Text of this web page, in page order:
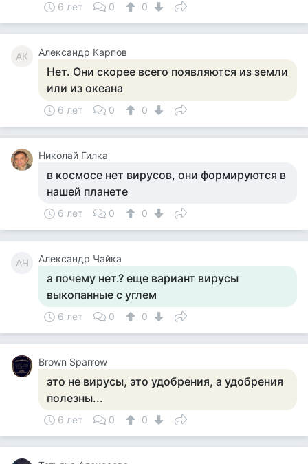
6 лет 0 0
АК Александр Карпов
Нет. Они скорее всего появляются из земли
или из океана
6 лет 0 0
Николай Гилка
в космосе нет вирусов, они формируются в
нашей планете
6 лет 0 0
АЧ Александр Чайка
а почему нет.? еще вариант вирусы
выкопанные с углем
6 лет 0 0
Brown Sparrow
это не вирусы, это удобрения, а удобрения
полезны...
6 лет 0 0